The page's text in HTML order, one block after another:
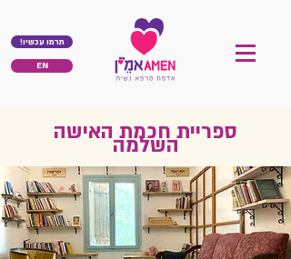
!תרמו עכשיו
EN
ספריית חכמת האישה
השלמה